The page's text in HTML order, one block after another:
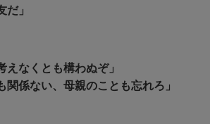
だ」
えなくとも構わぬぞ」
関係ない、母親のことも忘れろ」